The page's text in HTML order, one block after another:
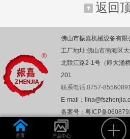
返回
佛山市振嘉机械设备有限
工厂地址:佛山市南海区
北联江路2-1号（即大涌
201
联系电话:0757-
E-mail：
备案号：粤ICP备
首页 产品中心